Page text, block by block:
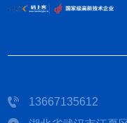
13667135612